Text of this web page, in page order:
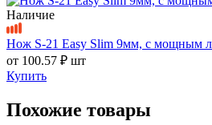
Наличие
Нож S-21 Easy Slim 9мм, с мощным
от 100.57 ₽ шт
Купить
Похожие товары